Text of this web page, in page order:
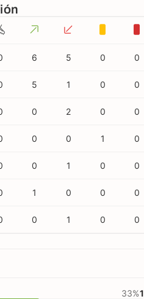
6 5 0 0
5 1 0 0
0 2 0 0
0 0 1 0
0 1 0 0
1 0 0 0
0 1 0 0
33%1